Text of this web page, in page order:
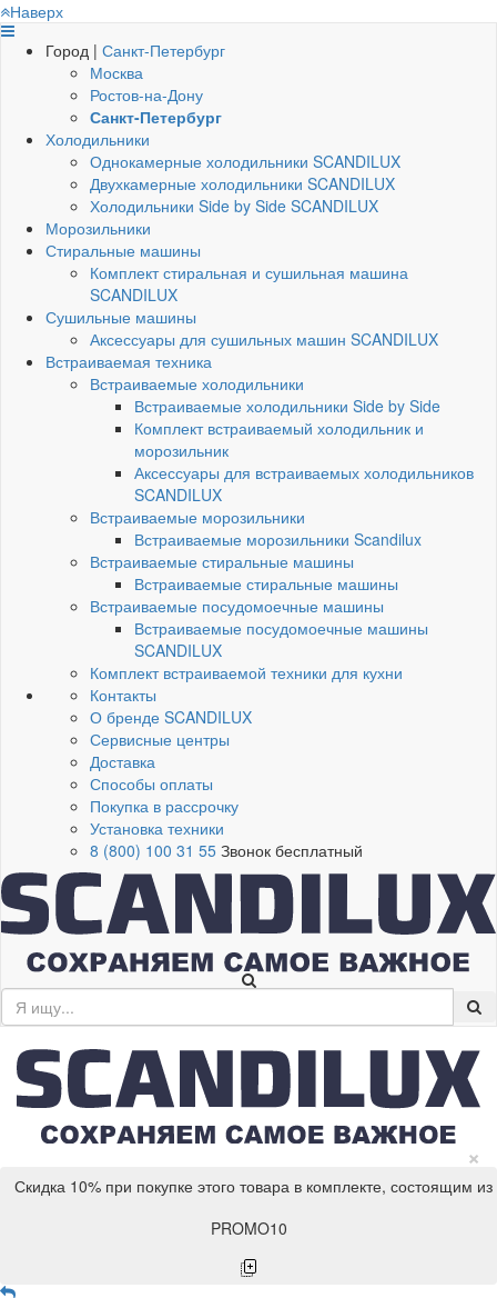
Наверх
Город | Санкт-Петербург
Москва
Ростов-на-Дону
Санкт-Петербург
Холодильники
Однокамерные холодильники SCANDILUX
Двухкамерные холодильники SCANDILUX
Холодильники Side by Side SCANDILUX
Морозильники
Стиральные машины
Комплект стиральная и сушильная машина
SCANDILUX
Сушильные машины
Аксессуары для сушильных машин SCANDILUX
Встраиваемая техника
Встраиваемые холодильники
Встраиваемые холодильники Side by Side
Комплект встраиваемый холодильник и
морозильник
Аксессуары для встраиваемых холодильников
SCANDILUX
Встраиваемые морозильники
Встраиваемые морозильники Scandilux
Встраиваемые стиральные машины
Встраиваемые стиральные машины
Встраиваемые посудомоечные машины
Встраиваемые посудомоечные машины
SCANDILUX
Комплект встраиваемой техники для кухни
Контакты
О бренде SCANDILUX
Сервисные центры
Доставка
Способы оплаты
Покупка в рассрочку
Установка техники
8 (800) 100 31 55 Звонок бесплатный
×
Скидка 10% при покупке этого товара в комплекте, состоящим
PROMO10